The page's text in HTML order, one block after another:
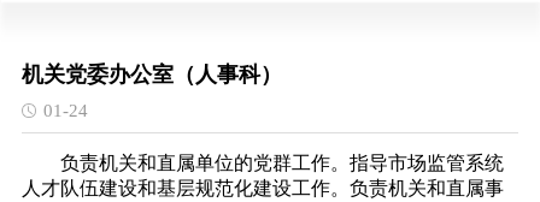
机关党委办公室（人事科）
01-24
负责机关和直属单位的党群工作。指导市场监管系统
人才队伍建设和基层规范化建设工作。负责机关和直属事